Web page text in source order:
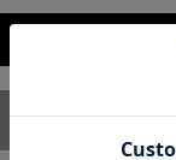
ユーザーレビュ